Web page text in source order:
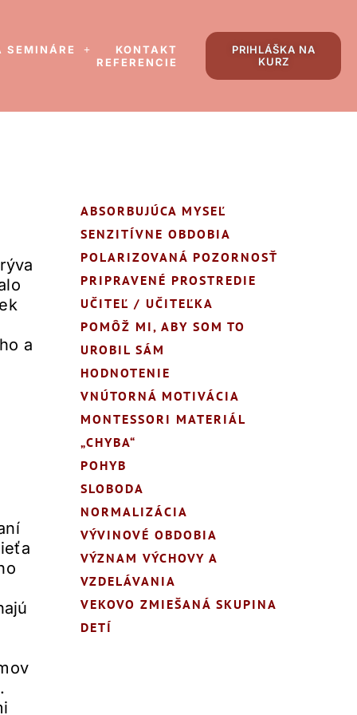
SEMINÁRE
KONTAKT
REFERENCIE
PRIHLÁŠKA NA
KURZ
a
ABSORBUJÚCA MYSEĽ
SENZITÍVNE OBDOBIA
POLARIZOVANÁ POZORNOSŤ
PRIPRAVENÉ PROSTREDIE
UČITEĽ / UČITEĽKA
POMÔŽ MI, ABY SOM TO
UROBIL SÁM
HODNOTENIE
VNÚTORNÁ MOTIVÁCIA
MONTESSORI MATERIÁL
„CHYBA“
POHYB
SLOBODA
NORMALIZÁCIA
VÝVINOVÉ OBDOBIA
VÝZNAM VÝCHOVY A
VZDELÁVANIA
VEKOVO ZMIEŠANÁ SKUPINA
DETÍ